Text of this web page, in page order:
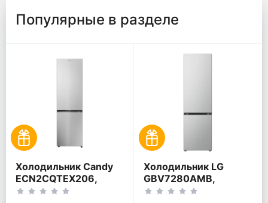
Популярные в разделе
Холодильник Candy
ECN2CQTEX206,
Нержавеющая сталь
Холодильник LG
GBV7280AMB,
Нержавеющая сталь